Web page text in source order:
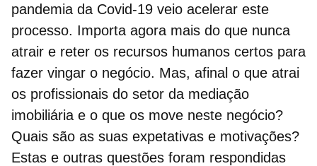
pandemia da Covid-19 veio acelerar este
processo. Importa agora mais do que nunca
atrair e reter os recursos humanos certos para
fazer vingar o negócio. Mas, afinal o que atrai
os profissionais do setor da mediação
imobiliária e o que os move neste negócio?
Quais são as suas expetativas e motivações?
Estas e outras questões foram respondidas